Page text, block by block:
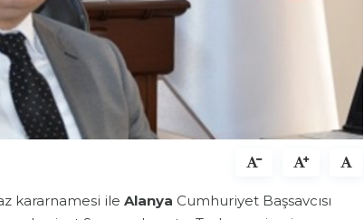
kararnamesi ile Alanya Cumhuriyet Başsavcısı